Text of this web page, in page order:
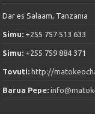
Dar es Salaam, Tanzania
Simu: +255 757 513 633
Simu: +255 759 884 371
Tovuti:http://
Barua Pepe: